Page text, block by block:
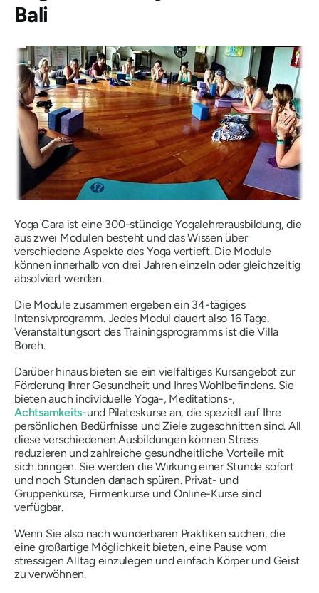
Bali
Yoga Cara ist eine 300-stündige Yogalehrerausbildung, die
aus zwei Modulen besteht und das Wissen über
verschiedene Aspekte des Yoga vertieft. Die Module
können innerhalb von drei Jahren einzeln oder gleichzeitig
absolviert werden.
Die Module zusammen ergeben ein 34-tägiges
Intensivprogramm. Jedes Modul dauert also 16 Tage.
Veranstaltungsort des Trainingsprogramms ist die Villa
Boreh.
Darüber hinaus bieten sie ein vielfältiges Kursangebot zur
Förderung Ihrer Gesundheit und Ihres Wohlbefindens. Sie
bieten auch individuelle Yoga-, Meditations-,
Achtsamkeits-und Pilateskurse an, die speziell auf Ihre
persönlichen Bedürfnisse und Ziele zugeschnitten sind. All
diese verschiedenen Ausbildungen können Stress
reduzieren und zahlreiche gesundheitliche Vorteile mit
sich bringen. Sie werden die Wirkung einer Stunde sofort
und noch Stunden danach spüren. Privat- und
Gruppenkurse, Firmenkurse und Online-Kurse sind
verfügbar.
Wenn Sie also nach wunderbaren Praktiken suchen, die
eine großartige Möglichkeit bieten, eine Pause vom
stressigen Alltag einzulegen und einfach Körper und Geist
zu verwöhnen.